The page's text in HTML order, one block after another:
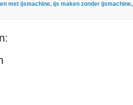
met ijsmachine, ijs maken zonder ijsmachine,